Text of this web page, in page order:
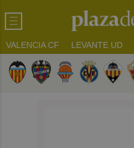
VALENCIA CF LEVANTE UD